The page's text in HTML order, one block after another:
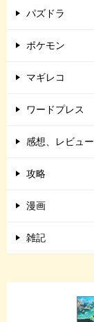
パズドラ
ポケモン
マギレコ
ワードプレス
感想、レビュー
攻略
漫画
雑記